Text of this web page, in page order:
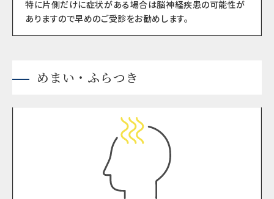
特に片側だけに症状がある場合は脳神経疾患の可能性が
ありますので早めのご受診をお勧めします。
めまい・ふらつき